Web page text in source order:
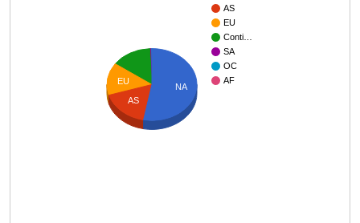
AS
EU
Conti…
SA
OC
AF
EU
AS
NA